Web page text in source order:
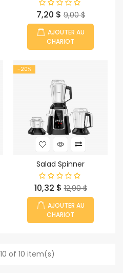
Prix
7,20 $ Prix
habituel
9,00 $
AJOUTER AU
CHARIOT
-20%
Salad Spinner
Prix
10,32 $ Prix
habituel
12,90 $
AJOUTER AU
CHARIOT
of 10 item(s)